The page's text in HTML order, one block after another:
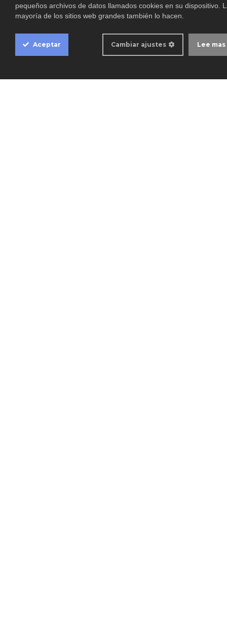
Cookie
Box
Settings
pequeños archivos de datos llamados cookies en su dispositivo.
mayoría de los sitios web grandes también lo hacen.
Aceptar Lee mas
Cambiar ajustes